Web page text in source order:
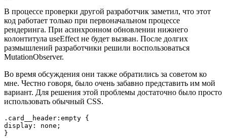
В процессе проверки другой разработчик заметил, что этот
код работает только при первоначальном процессе
рендеринга. При асинхронном обновлении нижнего
колонтитула useEffect не будет вызван. После долгих
размышлений разработчики решили воспользоваться
MutationObserver.
Во время обсуждения они также обратились за советом ко
мне. Честно говоря, было очень забавно представить им мой
вариант. Для решения этой проблемы достаточно было просто
использовать обычный CSS.
.card__header:empty {
display: none;
}